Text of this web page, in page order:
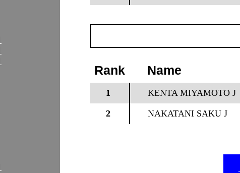
Rank Name
1 KENTA MIYAMOTO J
2 NAKATANI SAKU J